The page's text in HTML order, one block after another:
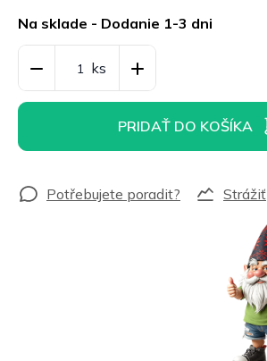
cena:
Na sklade - Dodanie 1-3 dni
PRIDAŤ DO KOŠÍKA
Strážiť